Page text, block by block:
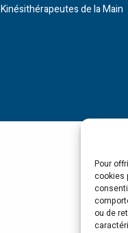
Pour
cookies
ou de
Kinésithérapeutes de la Main